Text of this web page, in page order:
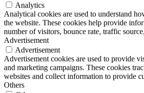
Analytics
Analytical cookies are used to understand
the website. These cookies help provide
number of visitors, bounce rate, traffic
Advertisement
Advertisement
Advertisement cookies are used to provide
and marketing campaigns. These cookies
websites and collect information to provide
Others